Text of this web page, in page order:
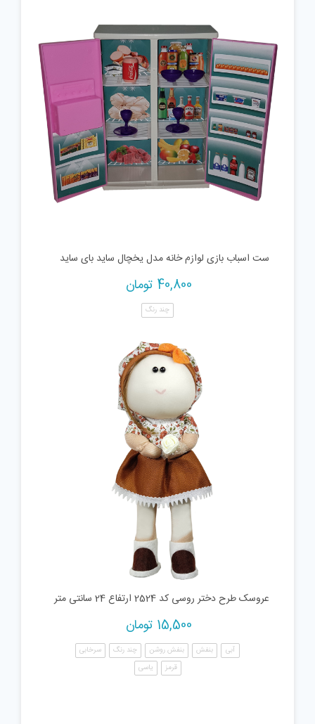
ست اسباب بازی لوازم خانه مدل یخچال ساید بای ساید
40,800 تومان
چند رنگ
عروسک طرح دختر روسی کد 2524 ارتفاع 24 سانتی متر
15,500 تومان
آبی بنفش بنفش روشن چند رنگ
سرخابی
قرمز
یاسی